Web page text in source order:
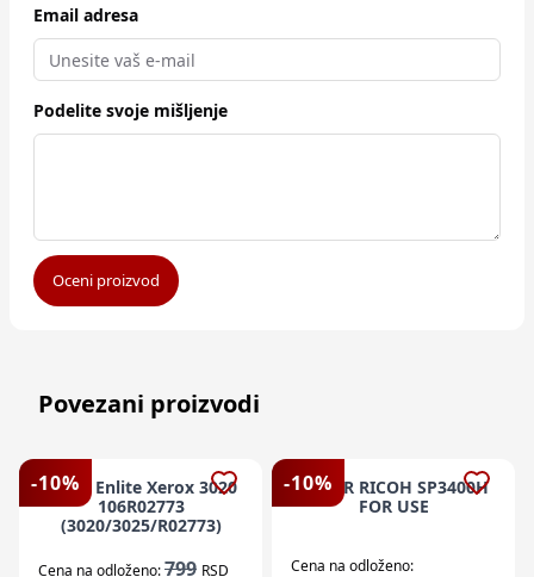
Email adresa
Podelite svoje mišljenje
Oceni proizvod
Povezani proizvodi
-10%
Toner Enlite Xerox 3020
106R02773
(3020/3025/R02773)
Cena na odloženo:799 RSD
-10%
TONER RICOH SP3400H
FOR USE
Cena na odloženo: